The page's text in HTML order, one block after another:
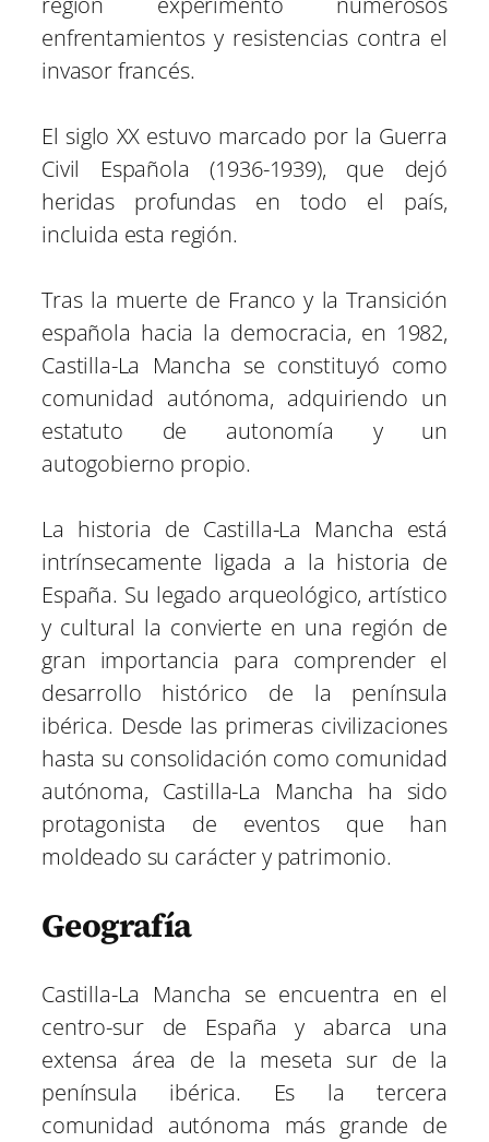
enfrentamientos y resistencias contra el
invasor francés.
El siglo XX estuvo marcado por la Guerra
Civil Española (1936-1939), que dejó
heridas profundas en todo el país,
incluida esta región.
Tras la muerte de Franco y la Transición
española hacia la democracia, en 1982,
Castilla-La Mancha se constituyó como
comunidad autónoma, adquiriendo un
estatuto de autonomía y un
autogobierno propio.
La historia de Castilla-La Mancha está
intrínsecamente ligada a la historia de
España. Su legado arqueológico, artístico
y cultural la convierte en una región de
gran importancia para comprender el
desarrollo histórico de la península
ibérica. Desde las primeras civilizaciones
hasta su consolidación como comunidad
autónoma, Castilla-La Mancha ha sido
protagonista de eventos que han
moldeado su carácter y patrimonio.
Geografía
Castilla-La Mancha se encuentra en el
centro-sur de España y abarca una
extensa área de la meseta sur de la
península ibérica. Es la tercera
comunidad autónoma más grande de